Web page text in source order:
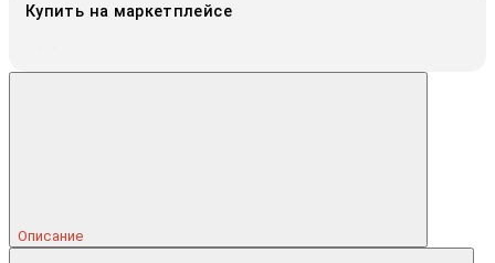
Купить на маркетплейсе
Описание